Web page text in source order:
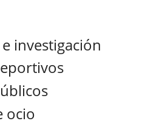
investigación
ocio